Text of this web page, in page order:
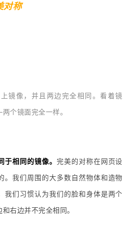
对称
镜像，并且两边完全相同。看着镜
个镜面完全一样。
于相同的镜像。 完美的对称在网页设
。我们周围的大多数自然物体和造物
我们习惯认为我们的脸和身体是两个
右边并不完全相同。